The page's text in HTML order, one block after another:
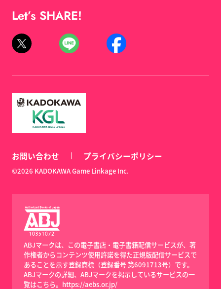
Let’s SHARE!
お問い合わせ プライバシーポリシー
©2026 KADOKAWA Game Linkage Inc.
ABJマークは、この電子書店・電子書籍配信サービスが、著
作権者からコンテンツ使用許諾を得た正規版配信サービスで
あることを示す登録商標（登録番号 第6091713号）です。
ABJマークの詳細、ABJマークを掲示しているサービスの一
覧はこちら。 https://aebs.or.jp/